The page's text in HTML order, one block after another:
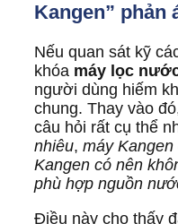
Kangen” phản
Nếu quan sát kỹ
khóa máy lọc
người dùng hiếm
chung. Thay vào
câu hỏi rất cụ thể
nhiêu, máy
Kangen có nên
phù hợp nguồn
Điều này cho thấy